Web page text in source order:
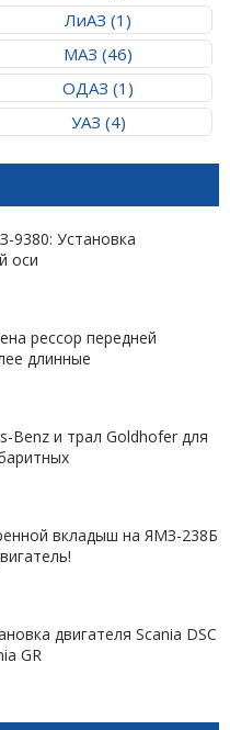
ЛиАЗ (1)
МАЗ (46)
ОДАЗ (1)
УАЗ (4)
9380: Установка
оси
рессор передней
длинные
Benz и трал Goldhofer для
вкладыш на ЯМЗ-238Б
двигателя Scania DSC
GR